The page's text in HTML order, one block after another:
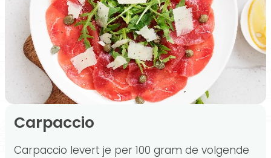
Carpaccio
Carpaccio levert je per 100 gram de volgende